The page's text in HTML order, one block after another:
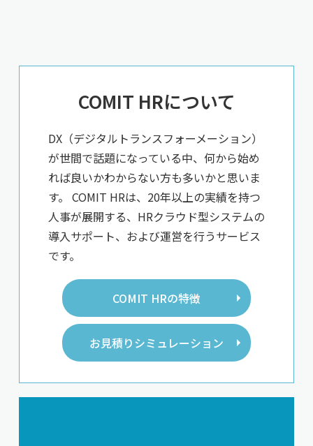
COMIT HRについて
DX（デジタルトランスフォーメーション）
が世間で話題になっている中、何から始め
れば良いかわからない方も多いかと思いま
す。 COMIT HRは、20年以上の実績を持つ
人事が展開する、HRクラウド型システムの
導入サポート、および運営を行うサービス
です。
COMIT HRの特徴
お見積りシミュレーション